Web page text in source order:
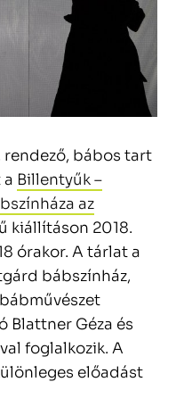
rendező, bábos tart
Billentyűk –
az
kiállításon 2018.
órakor. A tárlat a
bábszínház,
Blattner Géza és
foglalkozik. A
előadást